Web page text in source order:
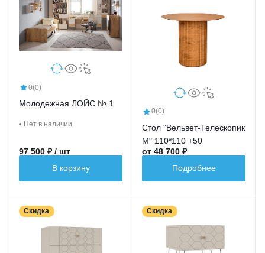
0(0)
Молодежная ЛОЙС № 1
Нет в наличии
97 500 ₽ / шт
В корзину
0(0)
Стол "Вельвет-Телескопик
М" 110*110 +50
от 48 700 ₽
Подробнее
Скидка Скидка